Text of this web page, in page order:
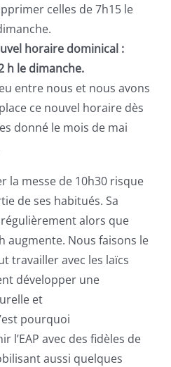
celles de 7h15 le
horaire dominical :
h le dimanche.
entre nous et nous avons
ce nouvel horaire dès
donné le mois de mai
la messe de 10h30 risque
de ses habitués. Sa
alors que
augmente. Nous faisons le
travailler avec les laïcs
développer une
et
pourquoi
l’EAP avec des fidèles de
aussi quelques